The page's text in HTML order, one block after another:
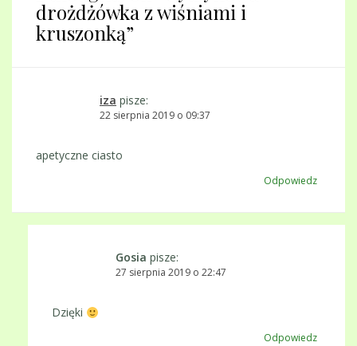
drożdżówka z wiśniami i
kruszonką”
iza pisze:
22 sierpnia 2019 o 09:37
apetyczne ciasto
Odpowiedz
Gosia pisze:
27 sierpnia 2019 o 22:47
Dzięki
Odpowiedz